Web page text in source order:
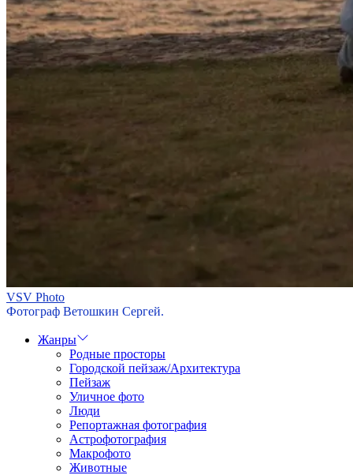
VSV Photo
Фотограф Ветошкин Сергей.
Жанры
Родные просторы
Городской пейзаж/Архитектура
Пейзаж
Уличное фото
Люди
Репортажная фотография
Астрофотография
Макрофото
Животные